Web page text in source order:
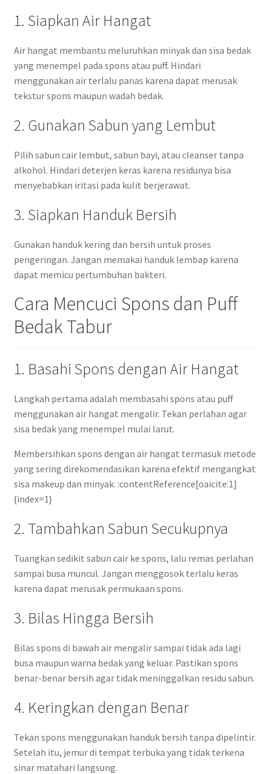
1. Siapkan Air Hangat
Air hangat membantu meluruhkan minyak dan sisa bedak
yang menempel pada spons atau puff. Hindari
menggunakan air terlalu panas karena dapat merusak
tekstur spons maupun wadah bedak.
2. Gunakan Sabun yang Lembut
Pilih sabun cair lembut, sabun bayi, atau cleanser tanpa
alkohol. Hindari deterjen keras karena residunya bisa
menyebabkan iritasi pada kulit berjerawat.
3. Siapkan Handuk Bersih
Gunakan handuk kering dan bersih untuk proses
pengeringan. Jangan memakai handuk lembap karena
dapat memicu pertumbuhan bakteri.
Cara Mencuci Spons dan Puff
Bedak Tabur
1. Basahi Spons dengan Air Hangat
Langkah pertama adalah membasahi spons atau puff
menggunakan air hangat mengalir. Tekan perlahan agar
sisa bedak yang menempel mulai larut.
Membersihkan spons dengan air hangat termasuk metode
yang sering direkomendasikan karena efektif mengangkat
sisa makeup dan minyak. :contentReference[oaicite:1]
{index=1}
2. Tambahkan Sabun Secukupnya
Tuangkan sedikit sabun cair ke spons, lalu remas perlahan
sampai busa muncul. Jangan menggosok terlalu keras
karena dapat merusak permukaan spons.
3. Bilas Hingga Bersih
Bilas spons di bawah air mengalir sampai tidak ada lagi
busa maupun warna bedak yang keluar. Pastikan spons
benar-benar bersih agar tidak meninggalkan residu sabun.
4. Keringkan dengan Benar
Tekan spons menggunakan handuk bersih tanpa dipelintir.
Setelah itu, jemur di tempat terbuka yang tidak terkena
sinar matahari langsung.